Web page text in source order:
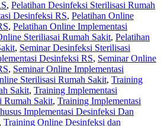
, Pelatihan Desinfeksi Sterilisasi Rumah
Desinfeksi RS, Pelatihan Online
, Pelatihan Online Implementasi
Steriliasai Rumah Sakit, Pelatihan
, Seminar Desinfeksi Sterilisasi
Desinfeksi RS, Seminar Online
, Seminar Online Implementasi
Sterilisasi Rumah Sakit, Training
Sakit, Training Implementasi
Rumah Sakit, Training Implementasi
Implementasi Desinfeksi Dan
, Training Online Desinfeksi dan